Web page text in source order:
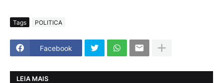
Tags POLITICA
Facebook
LEIA MAIS